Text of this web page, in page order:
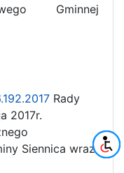
Gminnej
Rady
2017r.
Siennica wraz